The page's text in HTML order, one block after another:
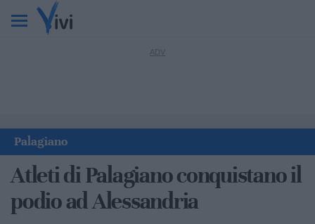
Palagiano
Atleti di Palagiano conquistano il
podio ad Alessandria